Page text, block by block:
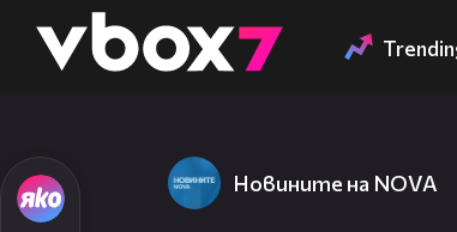
👾
Новините на NOVA